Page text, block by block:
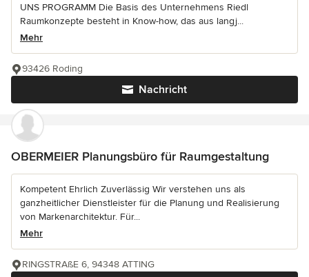
UNS PROGRAMM Die Basis des Unternehmens Riedl
Raumkonzepte besteht in Know-how, das aus langj...
Mehr
Nachricht
93426 Roding
OBERMEIER Planungsbüro für Raumgestaltung
Kompetent Ehrlich Zuverlässig Wir verstehen uns als
ganzheitlicher Dienstleister für die Planung und Realisierung
von Markenarchitektur. Für...
Mehr
RINGSTRAßE 6, 94348 ATTING